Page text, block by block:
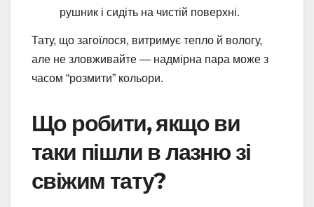
рушник і сидіть на чистій поверхні.
Тату, що загоїлося, витримує тепло й вологу,
але не зловживайте — надмірна пара може з
часом “розмити” кольори.
Що робити, якщо ви
таки пішли в лазню зі
свіжим тату?